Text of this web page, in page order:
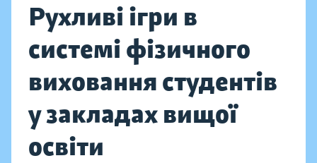
Рухливі ігри в
системі фізичного
виховання студентів
у закладах вищої
освіти